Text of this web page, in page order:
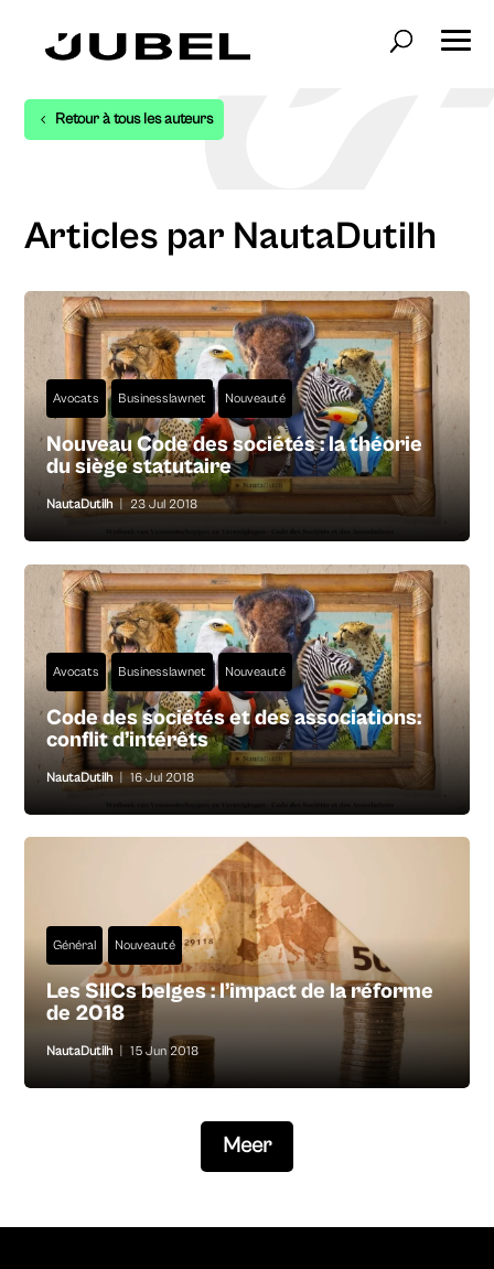
Retour à tous les auteurs
Articles par NautaDutilh
Avocats Businesslawnet Nouveauté
Nouveau Code des sociétés : la théorie
du siège statutaire
NautaDutilh 23 Jul 2018
Avocats Businesslawnet Nouveauté
Code des sociétés et des associations:
conflit d’intérêts
NautaDutilh 16 Jul 2018
Général Nouveauté
Les SIICs belges : l’impact de la réforme
de 2018
NautaDutilh 15 Jun 2018
Meer